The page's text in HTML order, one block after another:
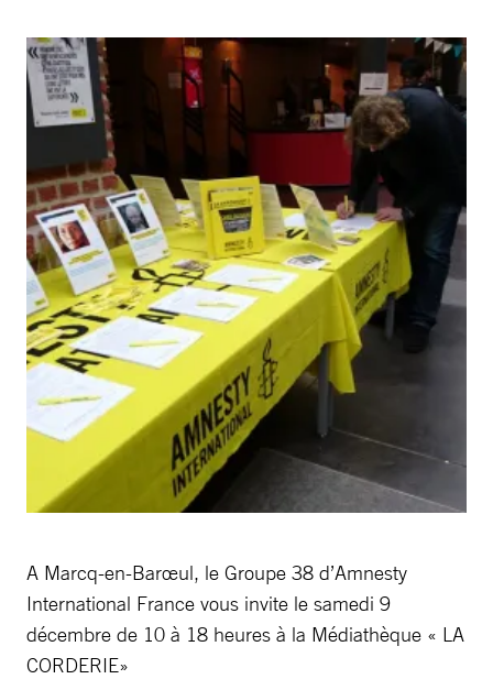
A Marcq-en-Barœul, le Groupe 38 d’Amnesty
International France vous invite le samedi 9
décembre de 10 à 18 heures à la Médiathèque « LA
CORDERIE»